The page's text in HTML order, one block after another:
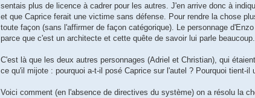
sentais plus de licence à cadrer pour les autres. J'en arrive donc à
et que Caprice ferait une victime sans défense. Pour rendre la chose
toute façon (sans l'affirmer de façon catégorique). Le personnage
parce que c'est un architecte et cette quête de savoir lui parle beaucoup.
C'est là que les deux autres personnages (Adriel et Christian), qui
ce qu'il mijote : pourquoi a-t-il posé Caprice sur l'autel ? Pourquoi tient-il
Voici comment (en l'absence de directives du système) on a résolu la